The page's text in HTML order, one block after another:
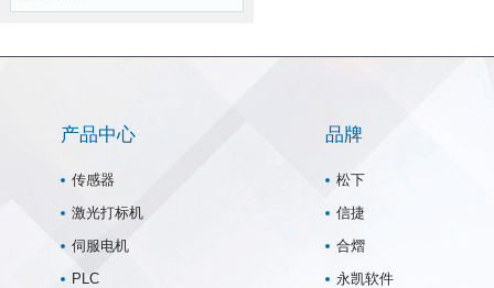
产品中心
传感器
激光打标机
伺服电机
PLC
品牌
松下
信捷
合熠
永凯软件